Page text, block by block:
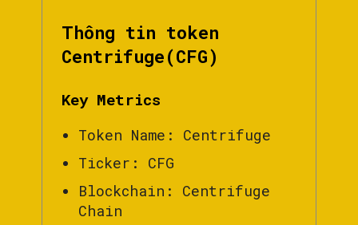
Thông tin token
Centrifuge(CFG)
Key Metrics
Token Name: Centrifuge
Ticker: CFG
Blockchain: Centrifuge
Chain